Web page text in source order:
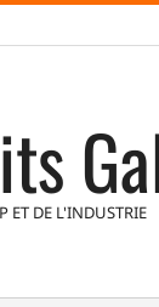
ET DE L'INDUSTRIE